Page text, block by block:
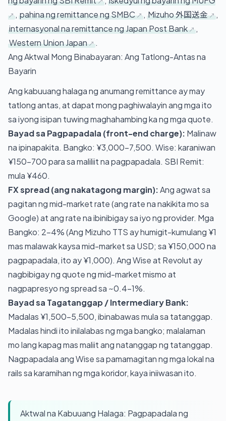
, pahina ng remittance ng SMBC , Mizuho 外国送金
,
internasyonal na remittance ng Japan Post Bank
,
Western Union Japan
.
Ang Aktwal Mong Binabayaran: Ang Tatlong-Antas na
Bayarin
Ang kabuuang halaga ng anumang remittance ay may
tatlong antas, at dapat mong paghiwalayin ang mga ito
sa iyong isipan tuwing maghahambing ka ng mga quote.
Bayad sa Pagpapadala (front-end charge): Malinaw
na ipinapakita. Bangko: ¥3,000–7,500. Wise: karaniwan
¥150–700 para sa maliliit na pagpapadala. SBI Remit:
mula ¥460.
FX spread (ang nakatagong margin):Ang agwat sa
pagitan ng mid-market rate (ang rate na nakikita mo sa
Google) at ang rate na ibinibigay sa iyo ng provider. Mga
Bangko: 2–4% (Ang Mizuho TTS ay humigit-kumulang ¥1
mas malawak kaysa mid-market sa USD; sa ¥150,000 na
pagpapadala, ito ay ¥1,000). Ang Wise at Revolut ay
nagbibigay ng quote ng mid-market mismo at
nagpapresyo ng spread sa ~0.4–1%.
Bayad sa Tagatanggap / Intermediary Bank:
Madalas ¥1,500–5,500, ibinabawas mula sa tatanggap.
Madalas hindi ito inilalabas ng mga bangko; malalaman
mo lang kapag mas maliit ang natanggap ng tatanggap.
Nagpapadala ang Wise sa pamamagitan ng mga lokal na
rails sa karamihan ng mga koridor, kaya iniiwasan ito.
Aktwal na Kabuuang Halaga: Pagpapadala ng